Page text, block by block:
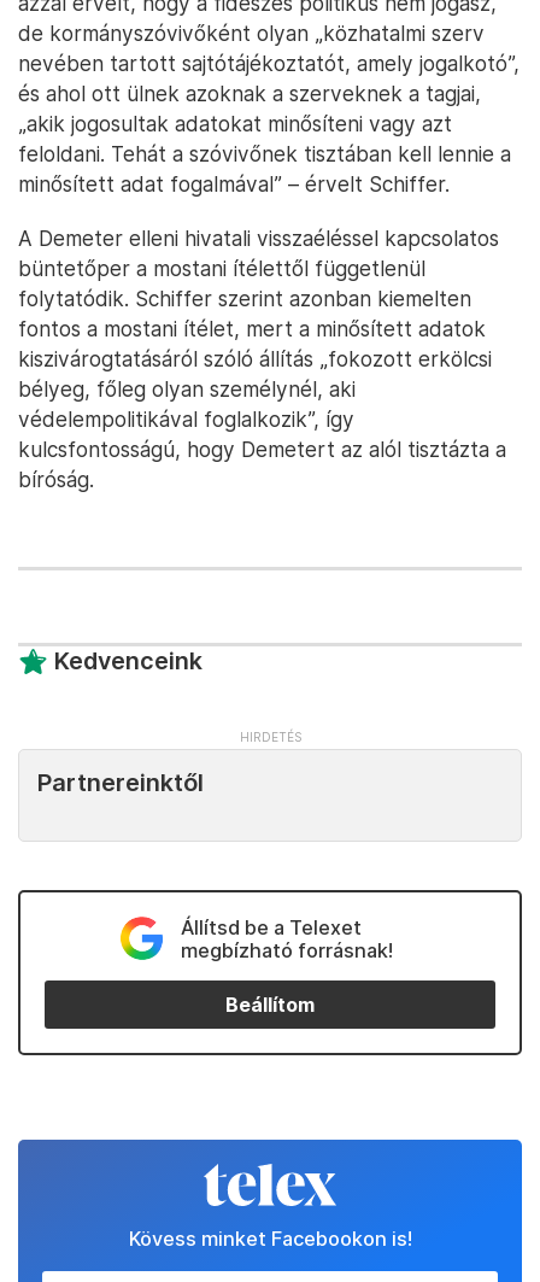
de kormányszóvivőként olyan „közhatalmi szerv
nevében tartott sajtótájékoztatót, amely jogalkotó”,
és ahol ott ülnek azoknak a szerveknek a tagjai,
„akik jogosultak adatokat minősíteni vagy azt
feloldani. Tehát a szóvivőnek tisztában kell lennie a
minősített adat fogalmával” – érvelt Schiffer.
A Demeter elleni hivatali visszaéléssel kapcsolatos
büntetőper a mostani ítélettől függetlenül
folytatódik. Schiffer szerint azonban kiemelten
fontos a mostani ítélet, mert a minősített adatok
kiszivárogtatásáról szóló állítás „fokozott erkölcsi
bélyeg, főleg olyan személynél, aki
védelempolitikával foglalkozik”, így
kulcsfontosságú, hogy Demetert az alól tisztázta a
bíróság.
Kedvenceink
Partnereinktől
Állítsd be a Telexet
megbízható forrásnak!
Beállítom
Kövess minket Facebookon is!